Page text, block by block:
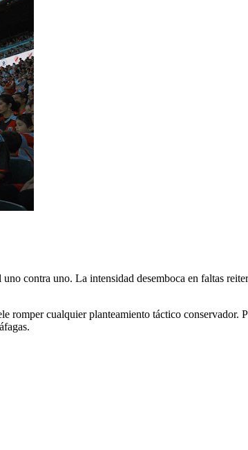
contra uno. La intensidad desemboca en faltas
romper cualquier planteamiento táctico conservador.